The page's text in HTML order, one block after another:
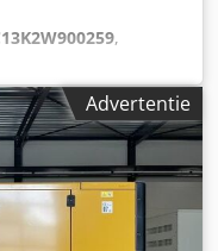
,
kg
laadruimte: 493 x
watertank: 800 l
CN Neem
informatie. = Extra
- Stalen
Advertentie